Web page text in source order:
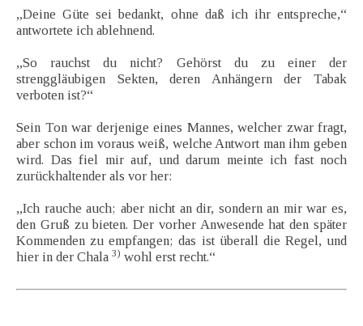
„Deine Güte sei bedankt, ohne daß ich ihr entspreche,“
antwortete ich ablehnend.
„So rauchst du nicht? Gehörst du zu einer der
strenggläubigen Sekten, deren Anhängern der Tabak
verboten ist?“
Sein Ton war derjenige eines Mannes, welcher zwar fragt,
aber schon im voraus weiß, welche Antwort man ihm geben
wird. Das fiel mir auf, und darum meinte ich fast noch
zurückhaltender als vor her:
„Ich rauche auch; aber nicht an dir, sondern an mir war es,
den Gruß zu bieten. Der vorher Anwesende hat den später
Kommenden zu empfangen; das ist überall die Regel, und
hier in der Chala 3) wohl erst recht.“